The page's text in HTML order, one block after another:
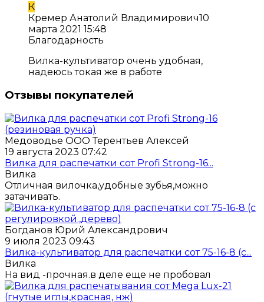
К
Кремер Анатолий Владимирович10
марта 2021 15:48
Благодарность
Вилка-культиватор очень удобная,
надеюсь токая же в работе
Отзывы покупателей
Медоводье ООО Терентьев Алексей
19 августа 2023 07:42
Вилка для распечатки сот Profi Strong-16...
Вилка
Отличная вилочка,удобные зубья,можно
затачивать.
Богданов Юрий Александрович
9 июля 2023 09:43
Вилка-культиватор для распечатки сот 75-16-8 (с...
Вилка
На вид -прочная.в деле еще не пробовал